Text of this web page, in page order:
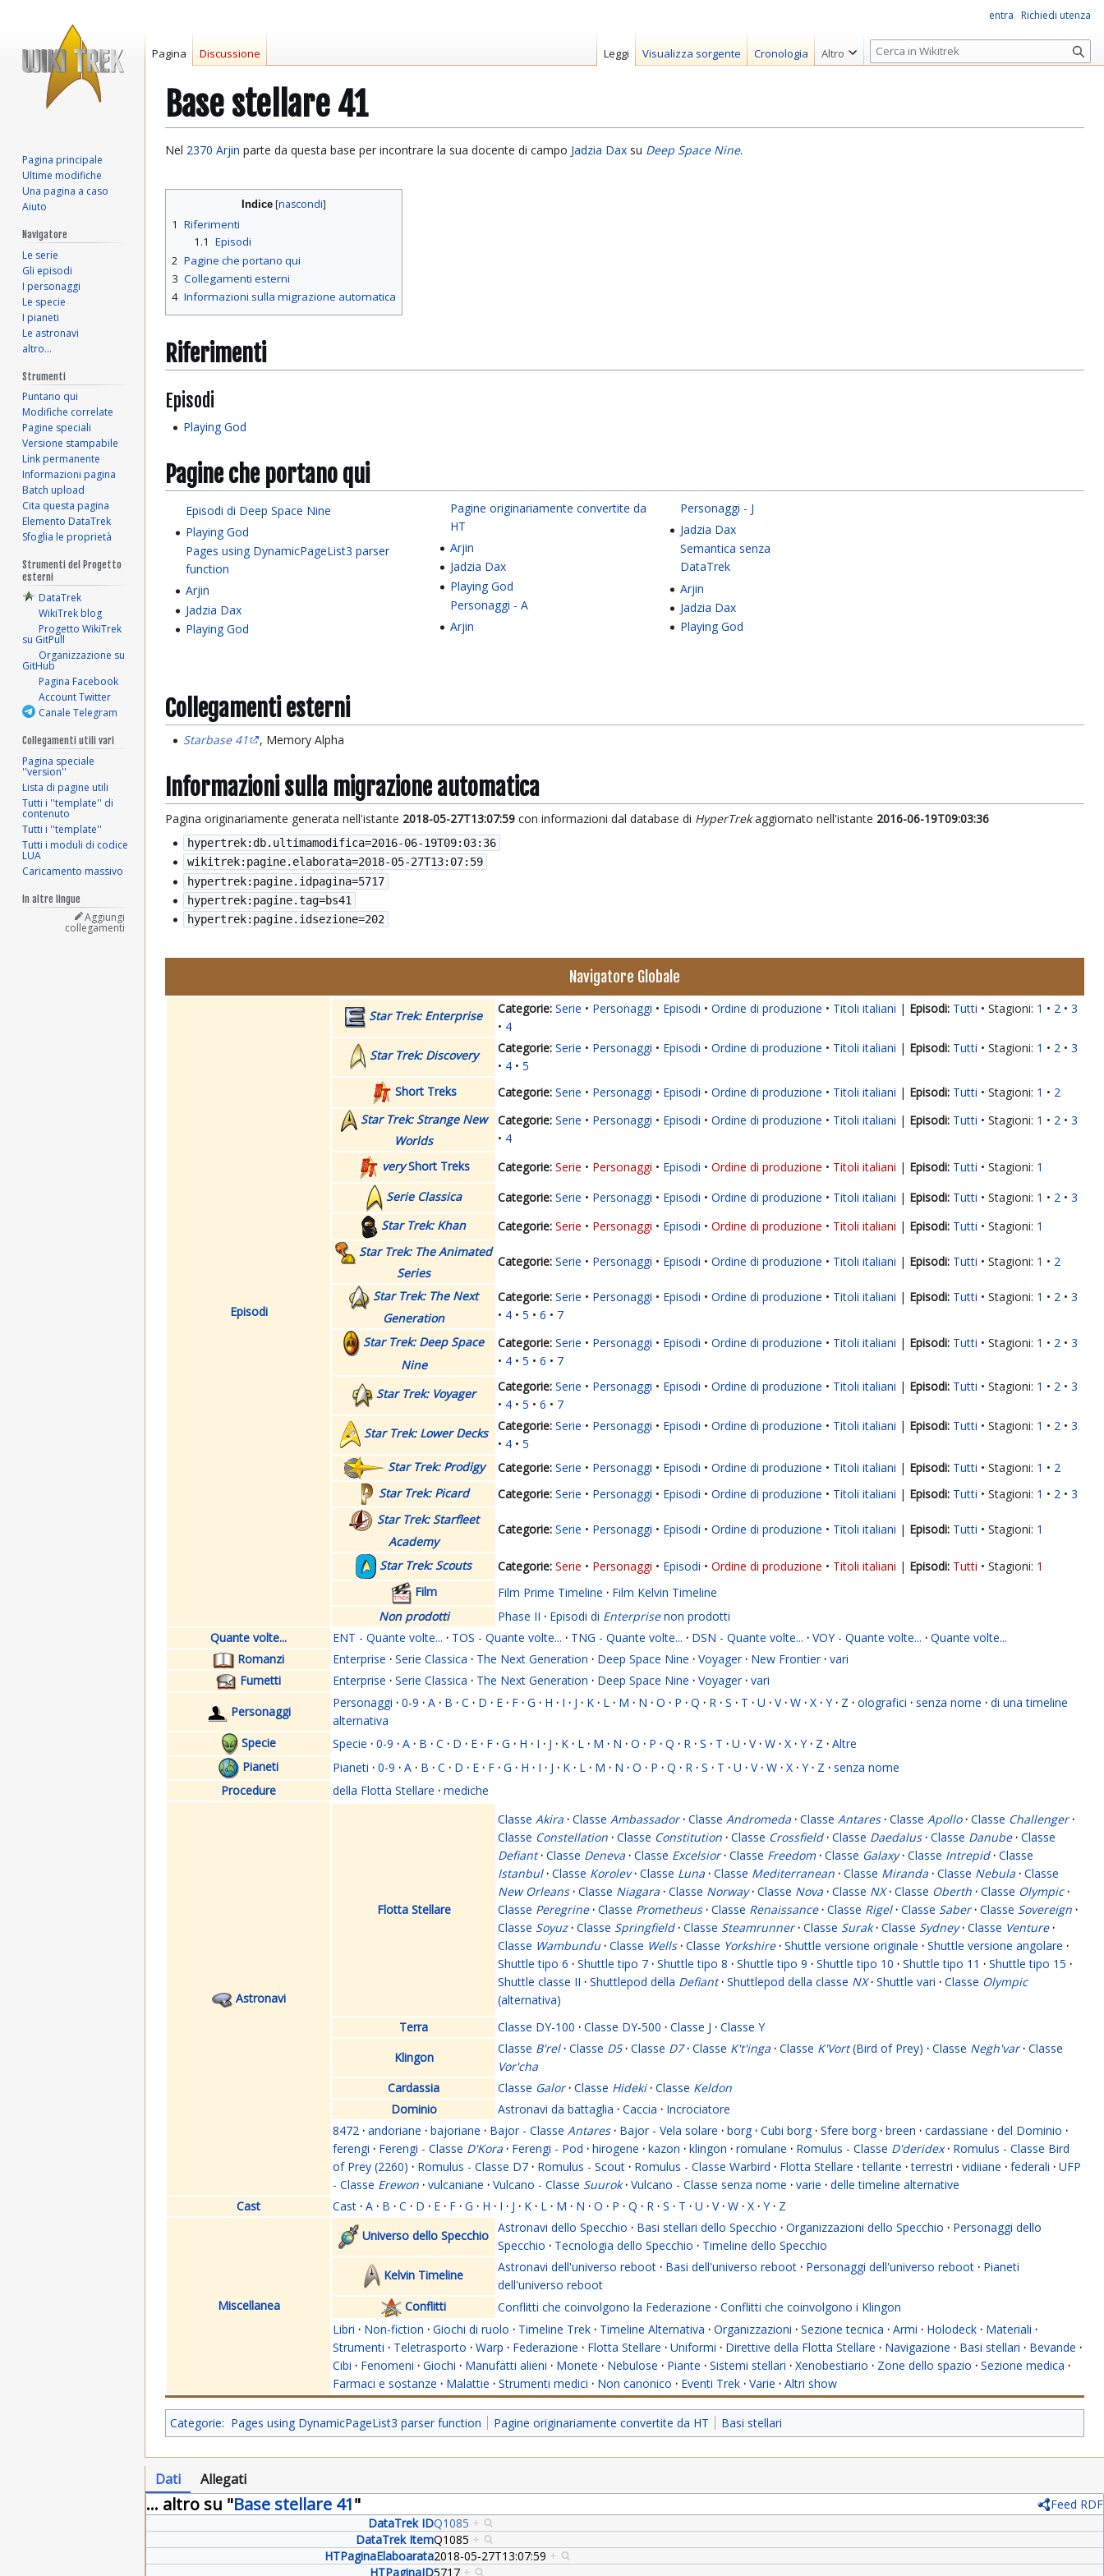
Base stellare 41
Vai
navigazione
Vai
ricerca
Nel 2370 Arjin parte da questa base per incontrare la sua docente di campo Jadzia Dax su Deep Space Nine.
Indice
1 Riferimenti
1.1 Episodi
2 Pagine che portano qui
3 Collegamenti esterni
4 Informazioni sulla migrazione automatica
Riferimenti
Episodi
Playing God
Pagine che portano qui
Episodi di Deep Space Nine
Playing God
Pages using DynamicPageList3 parser
function
Arjin
Jadzia Dax
Playing God
Pagine originariamente convertite da
HT
Arjin
Jadzia Dax
Playing God
Personaggi - A
Arjin
Personaggi - J
Jadzia Dax
Semantica senza
DataTrek
Arjin
Jadzia Dax
Playing God
Collegamenti esterni
Starbase 41 , Memory Alpha
Informazioni sulla migrazione automatica
Pagina originariamente generata nell'istante 2018-05-27T13:07:59 con informazioni dal database di HyperTrekaggiornato nell'istante 2016-06-19T09:03:36
hypertrek:db.ultimamodifica=2016-06-19T09:03:36
wikitrek:pagine.elaborata=2018-05-27T13:07:59
hypertrek:pagine.idpagina=5717
hypertrek:pagine.tag=bs41
hypertrek:pagine.idsezione=202
Navigatore Globale
Episodi
Star Trek: Enterprise Serie Personaggi Episodi Ordine di produzione Titoli italiani | Tutti Stagioni: 1 2
3
4
Star Trek: Discovery
Serie Personaggi Episodi Ordine di produzione Titoli italiani | Tutti Stagioni: 1 2
3
4
5
Short Treks
Serie Personaggi Episodi Ordine di produzione Titoli italiani | Tutti Stagioni: 1
2
Star Trek: Strange New
Worlds
Serie Personaggi Episodi Ordine di produzione Titoli italiani | Tutti Stagioni: 1 2
3
4
veryShort Treks Serie Personaggi Episodi Ordine di produzione Titoli italiani | Tutti Stagioni: 1
Serie Classica
Serie Personaggi Episodi Ordine di produzione Titoli italiani | Tutti Stagioni: 1 2
3
Star Trek: Khan
Serie Personaggi Episodi Ordine di produzione Titoli italiani | Tutti Stagioni: 1
Star Trek: The Animated
Series
Serie Personaggi Episodi Ordine di produzione Titoli italiani | Tutti Stagioni: 1 2
Star Trek: The Next
Generation
Serie Personaggi Episodi Ordine di produzione Titoli italiani | Tutti Stagioni: 1 2
3
4
5 6
7
Star Trek: Deep Space
Nine
Serie Personaggi Episodi Ordine di produzione Titoli italiani | Tutti Stagioni: 1 2
3
4
5 6 7
Star Trek: Voyager Serie Personaggi Episodi Ordine di produzione Titoli italiani | Tutti Stagioni: 1 2
3
4
5 6
7
Star Trek: Lower Decks
Serie Personaggi Episodi Ordine di produzione Titoli italiani | Tutti Stagioni: 1 2
3
4
5
Star Trek: Prodigy
Serie Personaggi Episodi Ordine di produzione Titoli italiani | Tutti Stagioni: 1
2
Star Trek: Picard
Serie Personaggi Episodi Ordine di produzione Titoli italiani | Tutti Stagioni: 1 2
3
Star Trek: Starfleet
Academy
Serie Personaggi Episodi Ordine di produzione Titoli italiani | Tutti Stagioni: 1
Star Trek: Scouts Serie Personaggi Episodi Ordine di produzione Titoli italiani | Tutti Stagioni: 1
Film
Film Prime Timeline · Film Kelvin Timeline
Non prodotti
Phase II · Episodi di Enterprisenon prodotti
Quante volte...
ENT - Quante volte... · TOS - Quante volte... · TNG - Quante volte... · DSN - Quante volte... · VOY - Quante volte... · Quante volte...
Romanzi
Enterprise · Serie Classica · The Next Generation · Deep Space Nine · Voyager · New Frontier · vari
Fumetti
Enterprise · Serie Classica · The Next Generation · Deep Space Nine · Voyager · vari
Personaggi
Personaggi · 0-9 · A · B · C · D · E · F · G · H · I · J · K · L · M · N · O · P · Q · R · S · T · U · V · W · X · Y · Z · olografici · senza nome · di una timeline
alternativa
Specie
Specie · 0-9 · A · B · C · D · E · F · G · H · I · J · K · L · M · N · O · P · Q · R · S · T · U · V · W · X · Y · Z · Altre
Pianeti
Pianeti · 0-9 · A · B · C · D · E · F · G · H · I · J · K · L · M · N · O · P · Q · R · S · T · U · V · W · X · Y · Z · senza nome
Procedure
della Flotta Stellare · mediche
Astronavi
Flotta Stellare
Classe Akira · Classe Ambassador · Classe Andromeda · Classe Antares · Classe Apollo · Classe Challenger ·
Classe Constellation · Classe Constitution · Classe Crossfield · Classe Daedalus · Classe Danube · Classe
Defiant · Classe Deneva · Classe Excelsior · Classe Freedom · Classe Galaxy · Classe Intrepid · Classe
Istanbul · Classe Korolev · Classe Luna · Classe Mediterranean · Classe Miranda · Classe Nebula · Classe
New Orleans · Classe Niagara · Classe Norway · Classe Nova · Classe NX · Classe Oberth · Classe Olympic ·
Classe Peregrine · Classe Prometheus · Classe Renaissance · Classe Rigel · Classe Saber · Classe Sovereign ·
Classe Soyuz · Classe Springfield · Classe Steamrunner · Classe Surak · Classe Sydney · Classe Venture ·
Classe Wambundu · Classe Wells · Classe Yorkshire · Shuttle versione originale · Shuttle versione angolare ·
Shuttle tipo 6 · Shuttle tipo 7 · Shuttle tipo 8 · Shuttle tipo 9 · Shuttle tipo 10 · Shuttle tipo 11 · Shuttle tipo 15 ·
Shuttle classe II · Shuttlepod della Defiant · Shuttlepod della classe NX · Shuttle vari · Classe Olympic
(alternativa)
Terra
Classe DY-100 · Classe DY-500 · Classe J · Classe Y
Klingon
Classe B'rel · Classe D5 · Classe D7 · Classe K't'inga · Classe K'Vort(Bird of Prey) · Classe Negh'var · Classe
Vor'cha
Cardassia
Classe Galor · Classe Hideki · Classe Keldon
Dominio
Astronavi da battaglia · Caccia · Incrociatore
8472 · andoriane · bajoriane · Bajor - Classe Antares · Bajor - Vela solare · borg · Cubi borg · Sfere borg · breen · cardassiane · del Dominio ·
ferengi · Ferengi - Classe D'Kora · Ferengi - Pod · hirogene · kazon · klingon · romulane · Romulus - Classe D'deridex · Romulus - Classe Bird
of Prey (2260) · Romulus - Classe D7 · Romulus - Scout · Romulus - Classe Warbird · Flotta Stellare · tellarite · terrestri · vidiiane · federali · UFP
- Classe Erewon · vulcaniane · Vulcano - Classe Suurok · Vulcano - Classe senza nome · varie · delle timeline alternative
Cast
Cast · A · B · C · D · E · F · G · H · I · J · K · L · M · N · O · P · Q · R · S · T · U · V · W · X · Y · Z
Miscellanea
Universo dello Specchio
Astronavi dello Specchio · Basi stellari dello Specchio · Organizzazioni dello Specchio · Personaggi dello
Specchio · Tecnologia dello Specchio · Timeline dello Specchio
Kelvin Timeline
Astronavi dell'universo reboot · Basi dell'universo reboot · Personaggi dell'universo reboot · Pianeti
dell'universo reboot
Conflitti
Conflitti che coinvolgono la Federazione · Conflitti che coinvolgono i Klingon
Libri · Non-fiction · Giochi di ruolo · Timeline Trek · Timeline Alternativa · Organizzazioni · Sezione tecnica · Armi · Holodeck · Materiali ·
Strumenti · Teletrasporto · Warp · Federazione · Flotta Stellare · Uniformi · Direttive della Flotta Stellare · Navigazione · Basi stellari · Bevande ·
Cibi · Fenomeni · Giochi · Manufatti alieni · Monete · Nebulose · Piante · Sistemi stellari · Xenobestiario · Zone dello spazio · Sezione medica ·
Farmaci e sostanze · Malattie · Strumenti medici · Non canonico · Eventi Trek · Varie · Altri show
Categorie: Pages using DynamicPageList3 parser function Pagine originariamente convertite da HT Basi stellari
Dati Allegati
... altro su "Base stellare 41"
Feed RDF
DataTrek IDQ1085 +
DataTrek ItemQ1085 +
HTPaginaElaboarata2018-05-27T13:07:59 +
HTPaginaID5717 +
entra Richiedi utenza
Pagina Discussione Leggi Visualizza sorgente Cronologia Altro
R
i
r
Pagina principale
Ultime modifiche
Una pagina a caso
Aiuto
Navigatore
Le serie
Gli episodi
I personaggi
Le specie
I pianeti
Le astronavi
altro…
Strumenti
Puntano qui
Modifiche correlate
Pagine speciali
Versione stampabile
Link permanente
Informazioni pagina
Batch upload
Cita questa pagina
Elemento DataTrek
Sfoglia le proprietà
Strumenti del Progetto
esterni
DataTrek
WikiTrek blog
Progetto WikiTrek
su GitPull
Organizzazione su
GitHub
Pagina Facebook
Account Twitter
Canale Telegram
Collegamenti utili vari
Pagina speciale
''version''
Lista di pagine utili
Tutti i ''template'' di
contenuto
Tutti i ''template''
Tutti i moduli di codice
LUA
Caricamento massivo
In altre lingue
Aggiungi
collegamenti